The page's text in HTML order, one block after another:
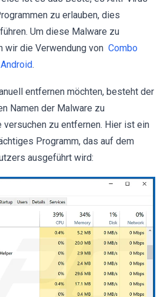
zu erlauben, dies
Um diese Malware zu
wir die Verwendung von Combo
.
entfernen möchten, besteht der
Namen der Malware zu
zu entfernen. Hier ist ein
Programm, das auf dem
ausgeführt wird: